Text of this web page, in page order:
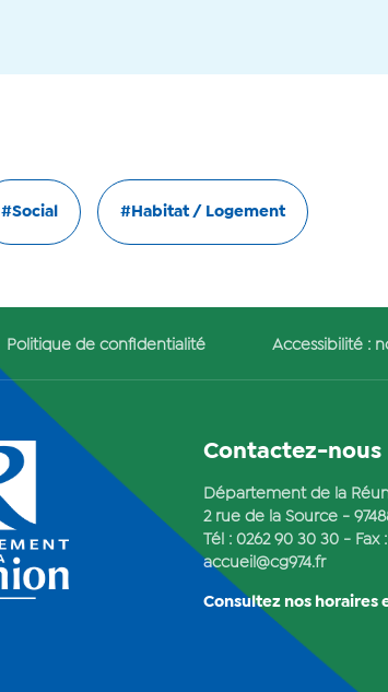
#Social #Habitat / Logement
Politique de confidentialité Accessibilité :
Contactez-nous
Département de la
2 rue de la Source -
Tél : 0262 90 30 30- Fax :
accueil@cg974.fr
Consultez nos horaires